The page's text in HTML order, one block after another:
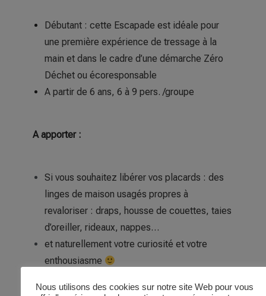
Débutant : cette Escapade est idéale pour
une première expérience de tressage à la
main et dans le cadre d’une démarche Zéro
Déchet ou écoresponsable
A partir de 6 ans, 6 à 9 pers. /groupe
A apporter :
Si vous souhaitez libérer vos placards : des
linges de maison usagés propres à
revaloriser : draps, housse de couettes, taies
d’oreiller, rideaux, nappes…
et naturellement votre curiosité et votre
enthousiasme
Nous utilisons des cookies sur notre site Web pour vous